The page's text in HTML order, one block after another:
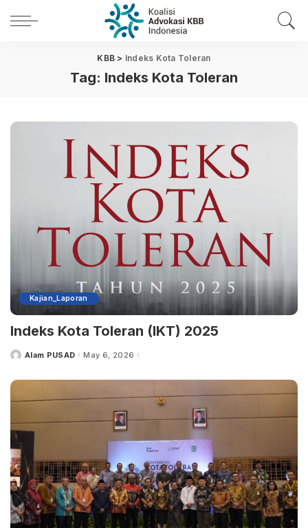
KBB > Indeks Kota Toleran
Tag: Indeks Kota Toleran
Kajian_Laporan
Indeks Kota Toleran (IKT) 2025
PostedAlam PUSAD May 6, 2026